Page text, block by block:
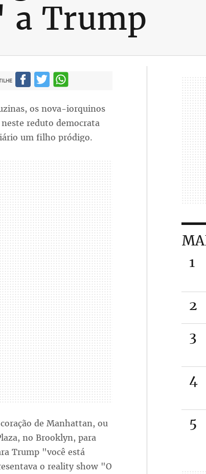
a Trump
os nova-iorquinos
reduto democrata
um filho pródigo.
de Manhattan, ou
no Brooklyn, para
Trump "você está
o reality show "O
1
2
3
4
5